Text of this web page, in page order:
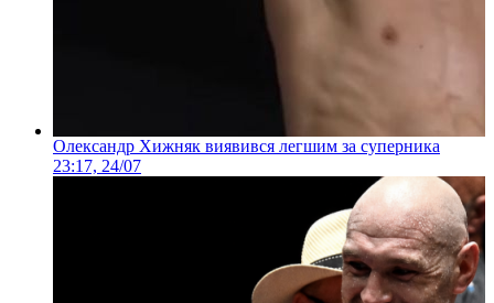
Олександр Хижняк виявився легшим за суперника
23:17, 24/07